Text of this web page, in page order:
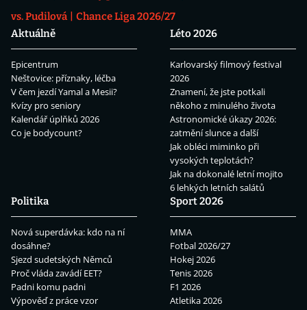
vs. Pudilová
Chance Liga 2026/27
Aktuálně
Epicentrum
Neštovice: příznaky, léčba
V čem jezdí Yamal a Mesii?
Kvízy pro seniory
Kalendář úplňků 2026
Co je bodycount?
Léto 2026
Karlovarský filmový festival
2026
Znamení, že jste potkali
někoho z minulého života
Astronomické úkazy 2026:
zatmění slunce a další
Jak obléci miminko při
vysokých teplotách?
Jak na dokonalé letní mojito
6 lehkých letních salátů
Politika
Nová superdávka: kdo na ní
dosáhne?
Sjezd sudetských Němců
Proč vláda zavádí EET?
Padni komu padni
Výpověď z práce vzor
Sport 2026
MMA
Fotbal 2026/27
Hokej 2026
Tenis 2026
F1 2026
Atletika 2026